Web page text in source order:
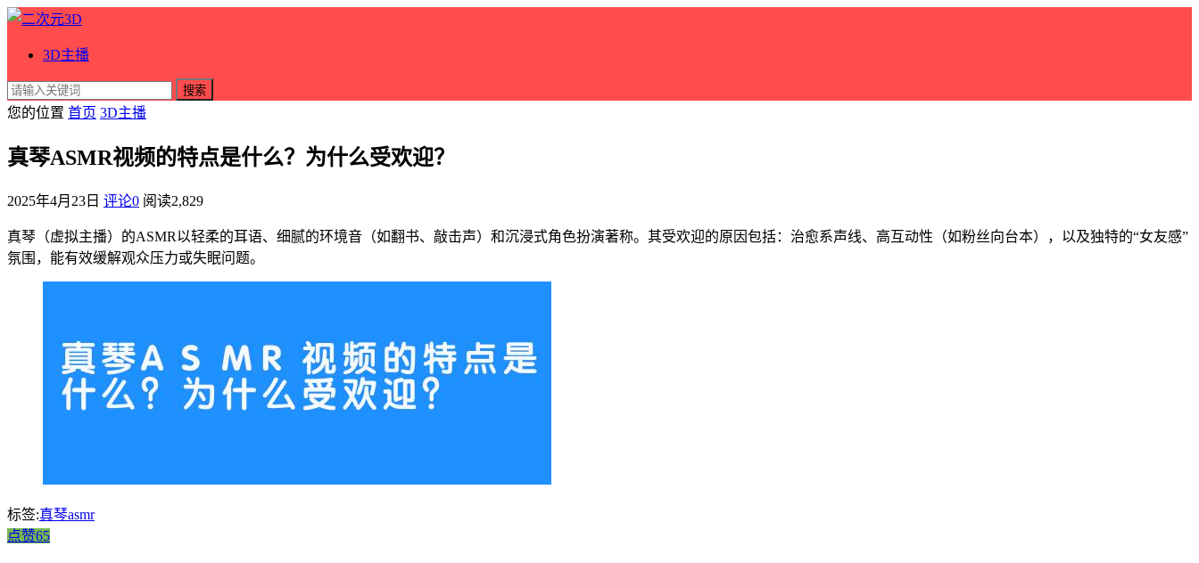
3D主播
搜索
您的位置 首页 3D主播
真琴ASMR视频的特点是什么？为什么受欢迎？
2025年4月23日 评论0 阅读2,829
真琴（虚拟主播）的ASMR以轻柔的耳语、细腻的环境音（如翻书、敲击声）和沉浸式角色扮演著称。其受欢迎的原因包括：治愈系声线、高互动性（如粉丝向台本），以及独特的“女友感”
氛围，能有效缓解观众压力或失眠问题。
标签:真琴asmr
点赞65